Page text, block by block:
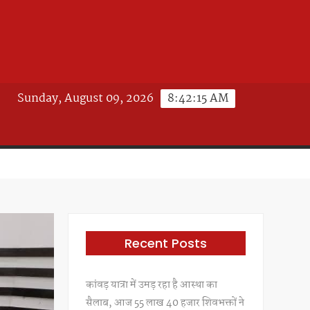
8:42:17 AM
Sunday, August 09, 2026
Recent Posts
कांवड़ यात्रा में उमड़ रहा है आस्था का
सैलाब, आज 55 लाख 40 हजार शिवभक्तों ने